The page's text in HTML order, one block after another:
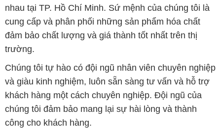
nhau tại TP. Hồ Chí Minh. Sứ mệnh của chúng tôi là
cung cấp và phân phối những sản phẩm hóa chất
đảm bảo chất lượng và giá thành tốt nhất trên thị
trường.
Chúng tôi tự hào có đội ngũ nhân viên chuyên nghiệp
và giàu kinh nghiệm, luôn sẵn sàng tư vấn và hỗ trợ
khách hàng một cách chuyên nghiệp. Đội ngũ của
chúng tôi đảm bảo mang lại sự hài lòng và thành
công cho khách hàng.